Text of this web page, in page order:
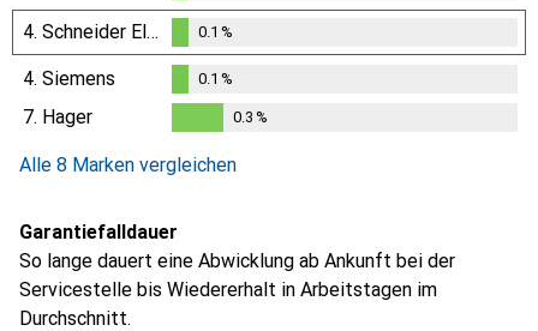
0.1%
4. Schneider Electric
0.1%
0.1 %
4. Siemens
%
0.1 %
7. Hager 0.3 %
Alle 8 Marken vergleichen
Garantiefalldauer
So lange dauert eine Abwicklung ab Ankunft bei der
Servicestelle bis Wiedererhalt in Arbeitstagen im
Durchschnitt.